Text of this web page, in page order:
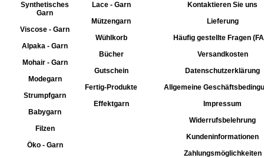
Synthetisches
Garn
Viscose - Garn
Alpaka - Garn
Mohair - Garn
Modegarn
Strumpfgarn
Babygarn
Filzen
Öko - Garn
Lace - Garn
Mützengarn
Wühlkorb
Bücher
Gutschein
Fertig-Produkte
Effektgarn
Kontaktieren Sie uns
Lieferung
Häufig gestellte Fragen
Versandkosten
Datenschutzerklärung
Allgemeine
Impressum
Widerrufsbelehrung
Kundeninformationen
Zahlungsmöglichkeiten